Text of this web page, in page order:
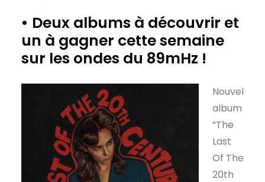
• Deux albums à découvrir et
un à gagner cette semaine
sur les ondes du 89mHz !
Nouvel
album
“The
Last
Of The
20th